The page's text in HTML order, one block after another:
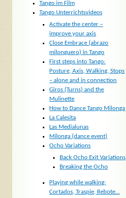
Tango im Film
Tango Unterrichtsvideos
Activate the center –
improve your axis
Close Embrace (abrazo
milonguero) in Tango
First steps into Tango:
Posture, Axis, Walking, Stops
– alone and in connection
Giros (Turns) and the
Mulinette
How to Dance Tango Milonga
La Calesita
Las Medialunas
Milonga (dance event)
Ocho Variations
Back Ocho Exit Variations
Breaking the Ocho
Playing while walking:
Cortados, Traspie, Rebote…